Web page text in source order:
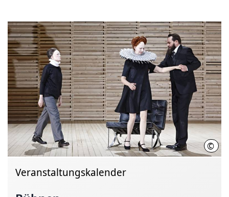
©
Veranstaltungskalender